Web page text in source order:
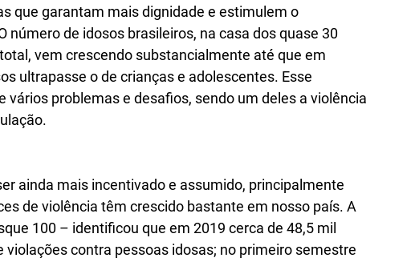
que garantam mais dignidade e estimulem o
número de idosos brasileiros, na casa dos quase 30
vem crescendo substancialmente até que em
ultrapasse o de crianças e adolescentes. Esse
problemas e desafios, sendo um deles a violência
ainda mais incentivado e assumido, principalmente
de violência têm crescido bastante em nosso país. A
100 – identificou que em 2019 cerca de 48,5 mil
violações contra pessoas idosas; no primeiro semestre